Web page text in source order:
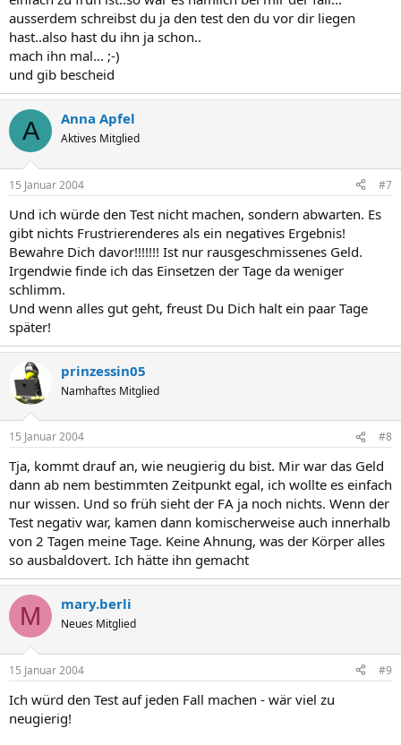
ausserdem schreibst du ja den test den du vor dir liegen
hast..also hast du ihn ja schon..
mach ihn mal... ;-)
und gib bescheid
A Anna Apfel
Aktives Mitglied
15 Januar 2004 #7
Und ich würde den Test nicht machen, sondern abwarten. Es
gibt nichts Frustrierenderes als ein negatives Ergebnis!
Bewahre Dich davor!!!!!!! Ist nur rausgeschmissenes Geld.
Irgendwie finde ich das Einsetzen der Tage da weniger
schlimm.
Und wenn alles gut geht, freust Du Dich halt ein paar Tage
später!
prinzessin05
Namhaftes Mitglied
15 Januar 2004 #8
Tja, kommt drauf an, wie neugierig du bist. Mir war das Geld
dann ab nem bestimmten Zeitpunkt egal, ich wollte es einfach
nur wissen. Und so früh sieht der FA ja noch nichts. Wenn der
Test negativ war, kamen dann komischerweise auch innerhalb
von 2 Tagen meine Tage. Keine Ahnung, was der Körper alles
so ausbaldovert. Ich hätte ihn gemacht
M mary.berli
Neues Mitglied
15 Januar 2004 #9
Ich würd den Test auf jeden Fall machen - wär viel zu
neugierig!